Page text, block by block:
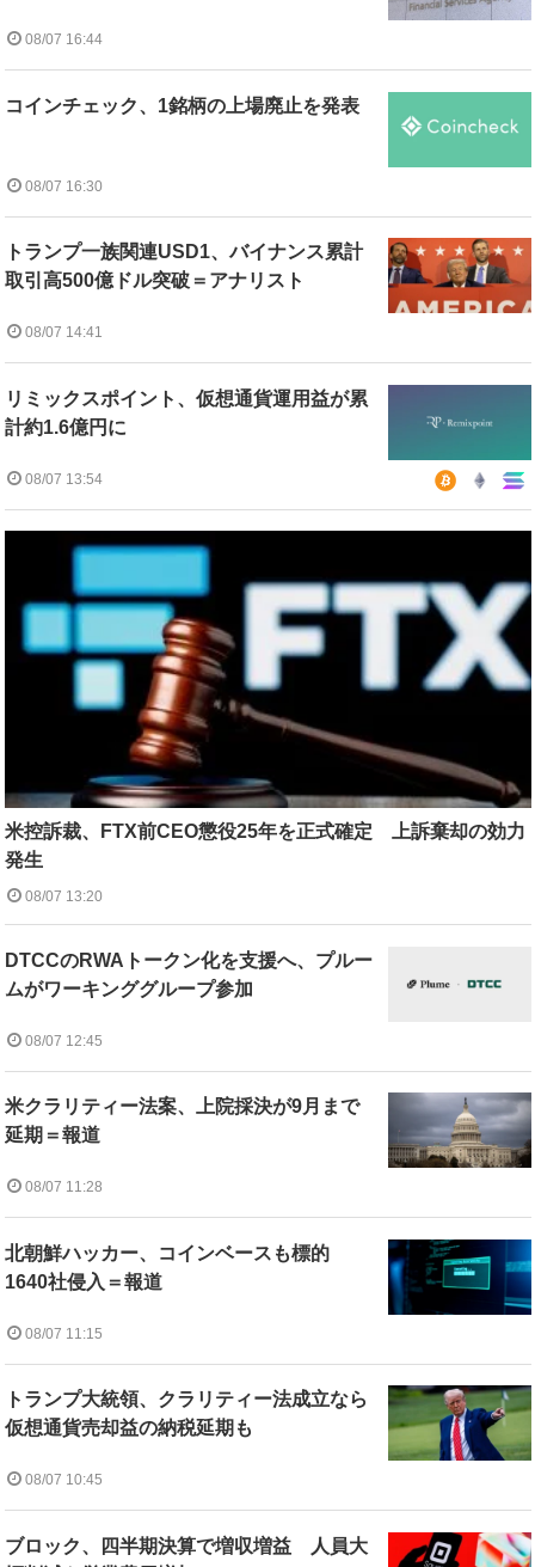
08/07 16:44
コインチェック、1銘柄の上場廃止を発表
08/07 16:30
トランプ一族関連USD1、バイナンス累計
取引高500億ドル突破＝アナリスト
08/07 14:41
リミックスポイント、仮想通貨運用益が累
計約1.6億円に
08/07 13:54
米控訴裁、FTX前CEO懲役25年を正式確定 上訴棄却の効力
発生
08/07 13:20
DTCCのRWAトークン化を支援へ、プルー
ムがワーキンググループ参加
08/07 12:45
米クラリティー法案、上院採決が9月まで
延期＝報道
08/07 11:28
北朝鮮ハッカー、コインベースも標的
1640社侵入＝報道
08/07 11:15
トランプ大統領、クラリティー法成立なら
仮想通貨売却益の納税延期も
08/07 10:45
ブロック、四半期決算で増収増益 人員大